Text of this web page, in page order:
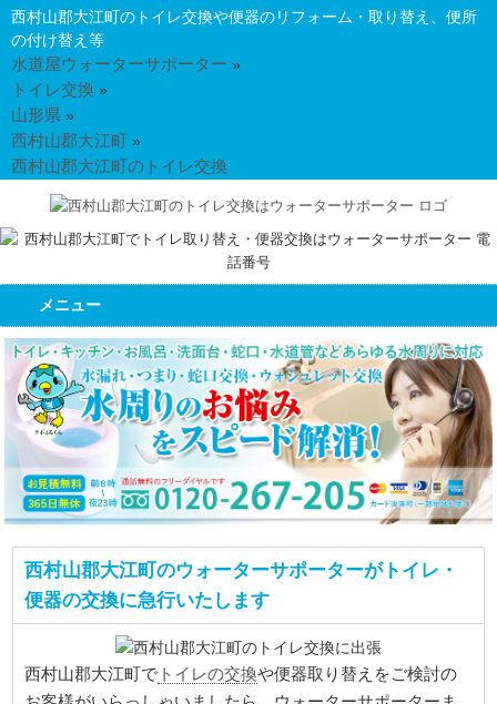
西村山郡大江町のトイレ交換や便器のリフォーム・取り替え、便所
の付け替え等
水道屋ウォーターサポーター »
トイレ交換 »
山形県 »
西村山郡大江町 »
西村山郡大江町のトイレ交換
メニュー
西村山郡大江町のウォーターサポーターがトイレ・
便器の交換に急行いたします
西村山郡大江町で トイレの交換や便器取り替えをご検討の